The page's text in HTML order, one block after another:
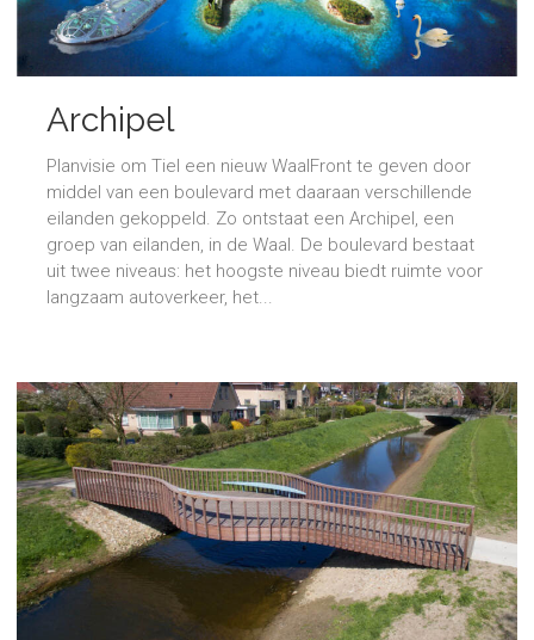
Archipel
Planvisie om Tiel een nieuw WaalFront te geven door
middel van een boulevard met daaraan verschillende
eilanden gekoppeld. Zo ontstaat een Archipel, een
groep van eilanden, in de Waal. De boulevard bestaat
uit twee niveaus: het hoogste niveau biedt ruimte voor
langzaam autoverkeer, het...